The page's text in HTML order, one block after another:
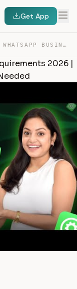
Get App
#1 WHATSAPP BUSINESS API SETUP REQUIREMENTS 2026 | COMP… — TRANSCRIPT
2026 |